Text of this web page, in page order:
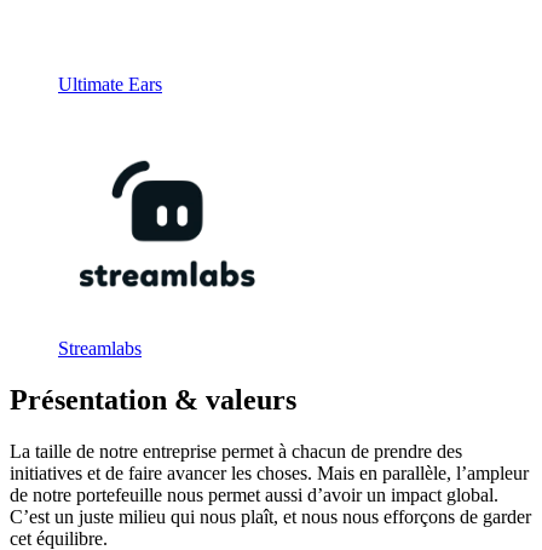
Ultimate Ears
Streamlabs
Présentation & valeurs
La taille de notre entreprise permet à chacun de prendre des
initiatives et de faire avancer les choses. Mais en parallèle, l’ampleur
de notre portefeuille nous permet aussi d’avoir un impact global.
C’est un juste milieu qui nous plaît, et nous nous efforçons de garder
cet équilibre.